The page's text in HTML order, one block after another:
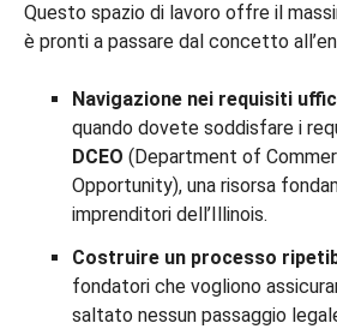
Questo spazio di lavoro offre il
è pronti a passare dal concetto
Navigazione nei requisiti
quando dovete soddisfare i
DCEO (Department of
Opportunity), una risorsa
imprenditori dell’Illinois.
Costruire un processo
fondatori che vogliono
saltato nessun passaggio